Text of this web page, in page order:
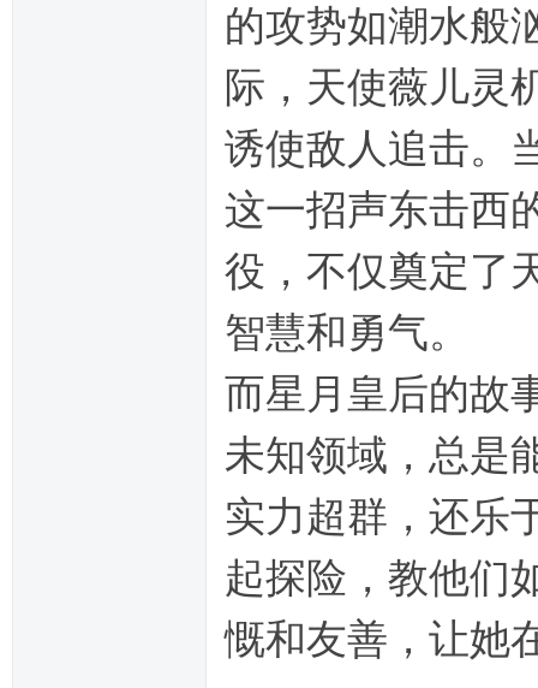
的攻势如潮水般
际，天使薇儿灵
诱使敌人追击。
这一招声东击西
役，不仅奠定了
智慧和勇气。
而星月皇后的故
未知领域，总是
实力超群，还乐
起探险，教他们
慨和友善，让她